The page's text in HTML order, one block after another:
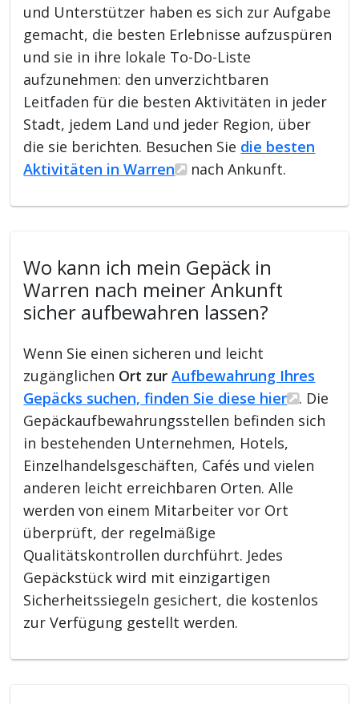
und Unterstützer haben es sich zur Aufgabe
gemacht, die besten Erlebnisse aufzuspüren
und sie in ihre lokale To-Do-Liste
aufzunehmen: den unverzichtbaren
Leitfaden für die besten Aktivitäten in jeder
Stadt, jedem Land und jeder Region, über
die sie berichten. Besuchen Sie die besten
Aktivitäten in Warren
nach Ankunft.
Wo kann ich mein Gepäck in
Warren nach meiner Ankunft
sicher aufbewahren lassen?
Wenn Sie einen sicheren und leicht
zugänglichen Ort zurAufbewahrung Ihres
Gepäcks suchen, finden Sie diese hier
. Die
Gepäckaufbewahrungsstellen befinden sich
in bestehenden Unternehmen, Hotels,
Einzelhandelsgeschäften, Cafés und vielen
anderen leicht erreichbaren Orten. Alle
werden von einem Mitarbeiter vor Ort
überprüft, der regelmäßige
Qualitätskontrollen durchführt. Jedes
Gepäckstück wird mit einzigartigen
Sicherheitssiegeln gesichert, die kostenlos
zur Verfügung gestellt werden.